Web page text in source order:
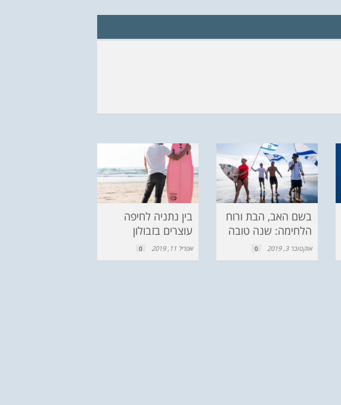
בשם האב, הבת ורוח
הלחימה: שנה טובה
אוקטובר 3, 2019 0
בין נתניה לחיפה
עוצרים בזבולון
אפריל 11, 2019 0